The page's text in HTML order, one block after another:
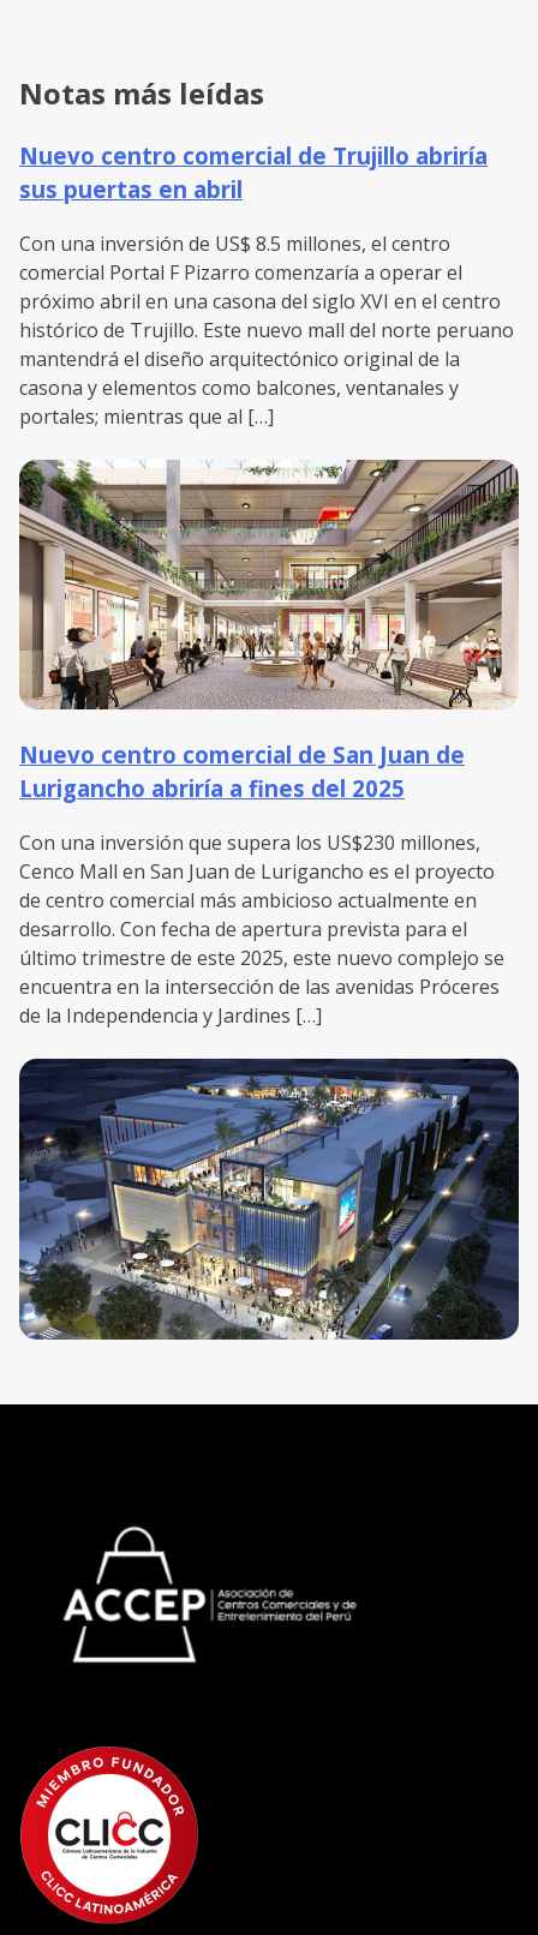
Notas más leídas
Nuevo centro comercial de Trujillo abriría
sus puertas en abril
Con una inversión de US$ 8.5 millones, el centro
comercial Portal F Pizarro comenzaría a operar el
próximo abril en una casona del siglo XVI en el centro
histórico de Trujillo. Este nuevo mall del norte peruano
mantendrá el diseño arquitectónico original de la
casona y elementos como balcones, ventanales y
portales; mientras que al […]
Nuevo centro comercial de San Juan de
Lurigancho abriría a fines del 2025
Con una inversión que supera los US$230 millones,
Cenco Mall en San Juan de Lurigancho es el proyecto
de centro comercial más ambicioso actualmente en
desarrollo. Con fecha de apertura prevista para el
último trimestre de este 2025, este nuevo complejo se
encuentra en la intersección de las avenidas Próceres
de la Independencia y Jardines […]